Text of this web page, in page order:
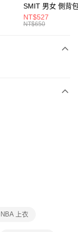
至「AFTEE先享後付」
結，可透過四大超商／
完成。
顯示為準，若有關於
繫「AFTEE先享後付
support/home
襪
SMIT 男女 側背
BA5871010
NT$527
NT$650
NBA 上衣